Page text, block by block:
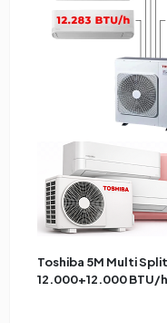
Toshiba 5M Multi
12.000+12.000 BTU/